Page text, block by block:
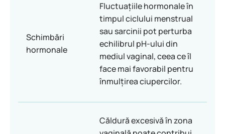
Schimbări
hormonale
Fluctuațiile hormonale în
timpul ciclului menstrual
sau sarcinii pot perturba
echilibrul pH-ului din
mediul vaginal, ceea ce îl
face mai favorabil pentru
înmulțirea ciupercilor.
Căldură excesivă în zona